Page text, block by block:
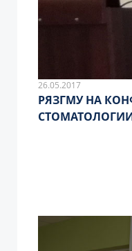
26.05.2017
РЯЗГМУ НА